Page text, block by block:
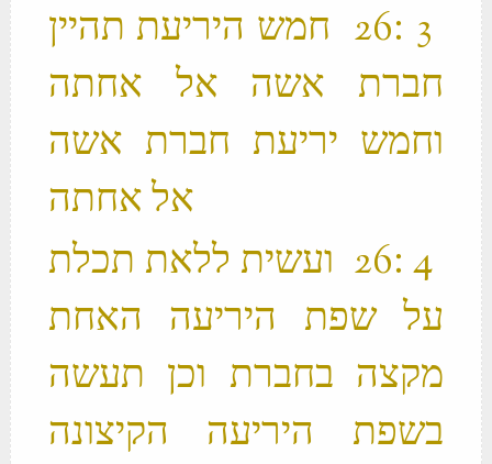
‫ 3 ׃26 חמש היריעת תהיין
חברת אשה אל אחתה
וחמש יריעת חברת אשה
‫ 4 ׃26 ועשית ללאת תכלת
על שפת היריעה האחת
מקצה בחברת וכן תעשה
בשפת היריעה הקיצונה